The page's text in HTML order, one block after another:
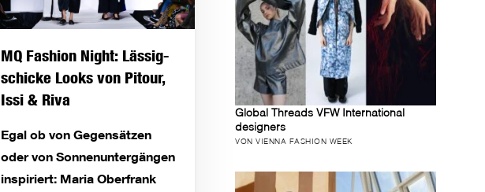
MQ Fashion Night: Lässig-
schicke Looks von Pitour,
Issi & Riva
Egal ob von Gegensätzen
oder von Sonnenuntergängen
inspiriert: Maria Oberfrank
Global Threads VFW International
designers
VON VIENNA FASHION WEEK